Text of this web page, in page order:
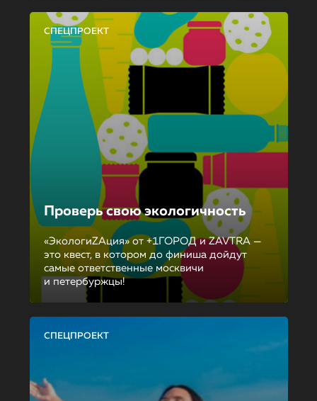
СПЕЦПРОЕКТ
Проверь свою экологичность
«ЭкологиZAция» от +1ГОРОД и ZAVTRA —
это квест, в котором до финиша дойдут
самые ответственные москвичи
и петербуржцы!
СПЕЦПРОЕКТ